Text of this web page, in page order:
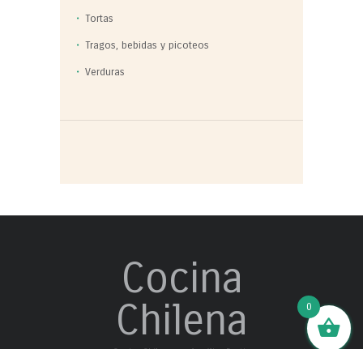
Tortas
Tragos, bebidas y picoteos
Verduras
Cocina
Chilena
0